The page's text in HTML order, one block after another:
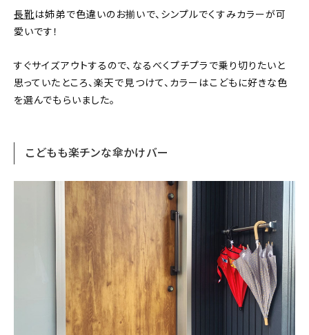
長靴は姉弟で色違いのお揃いで、シンプルでくすみカラーが可
愛いです！
すぐサイズアウトするので、なるべくプチプラで乗り切りたいと
思っていたところ、楽天で見つけて、カラーはこどもに好きな色
を選んでもらいました。
こどもも楽チンな傘かけバー